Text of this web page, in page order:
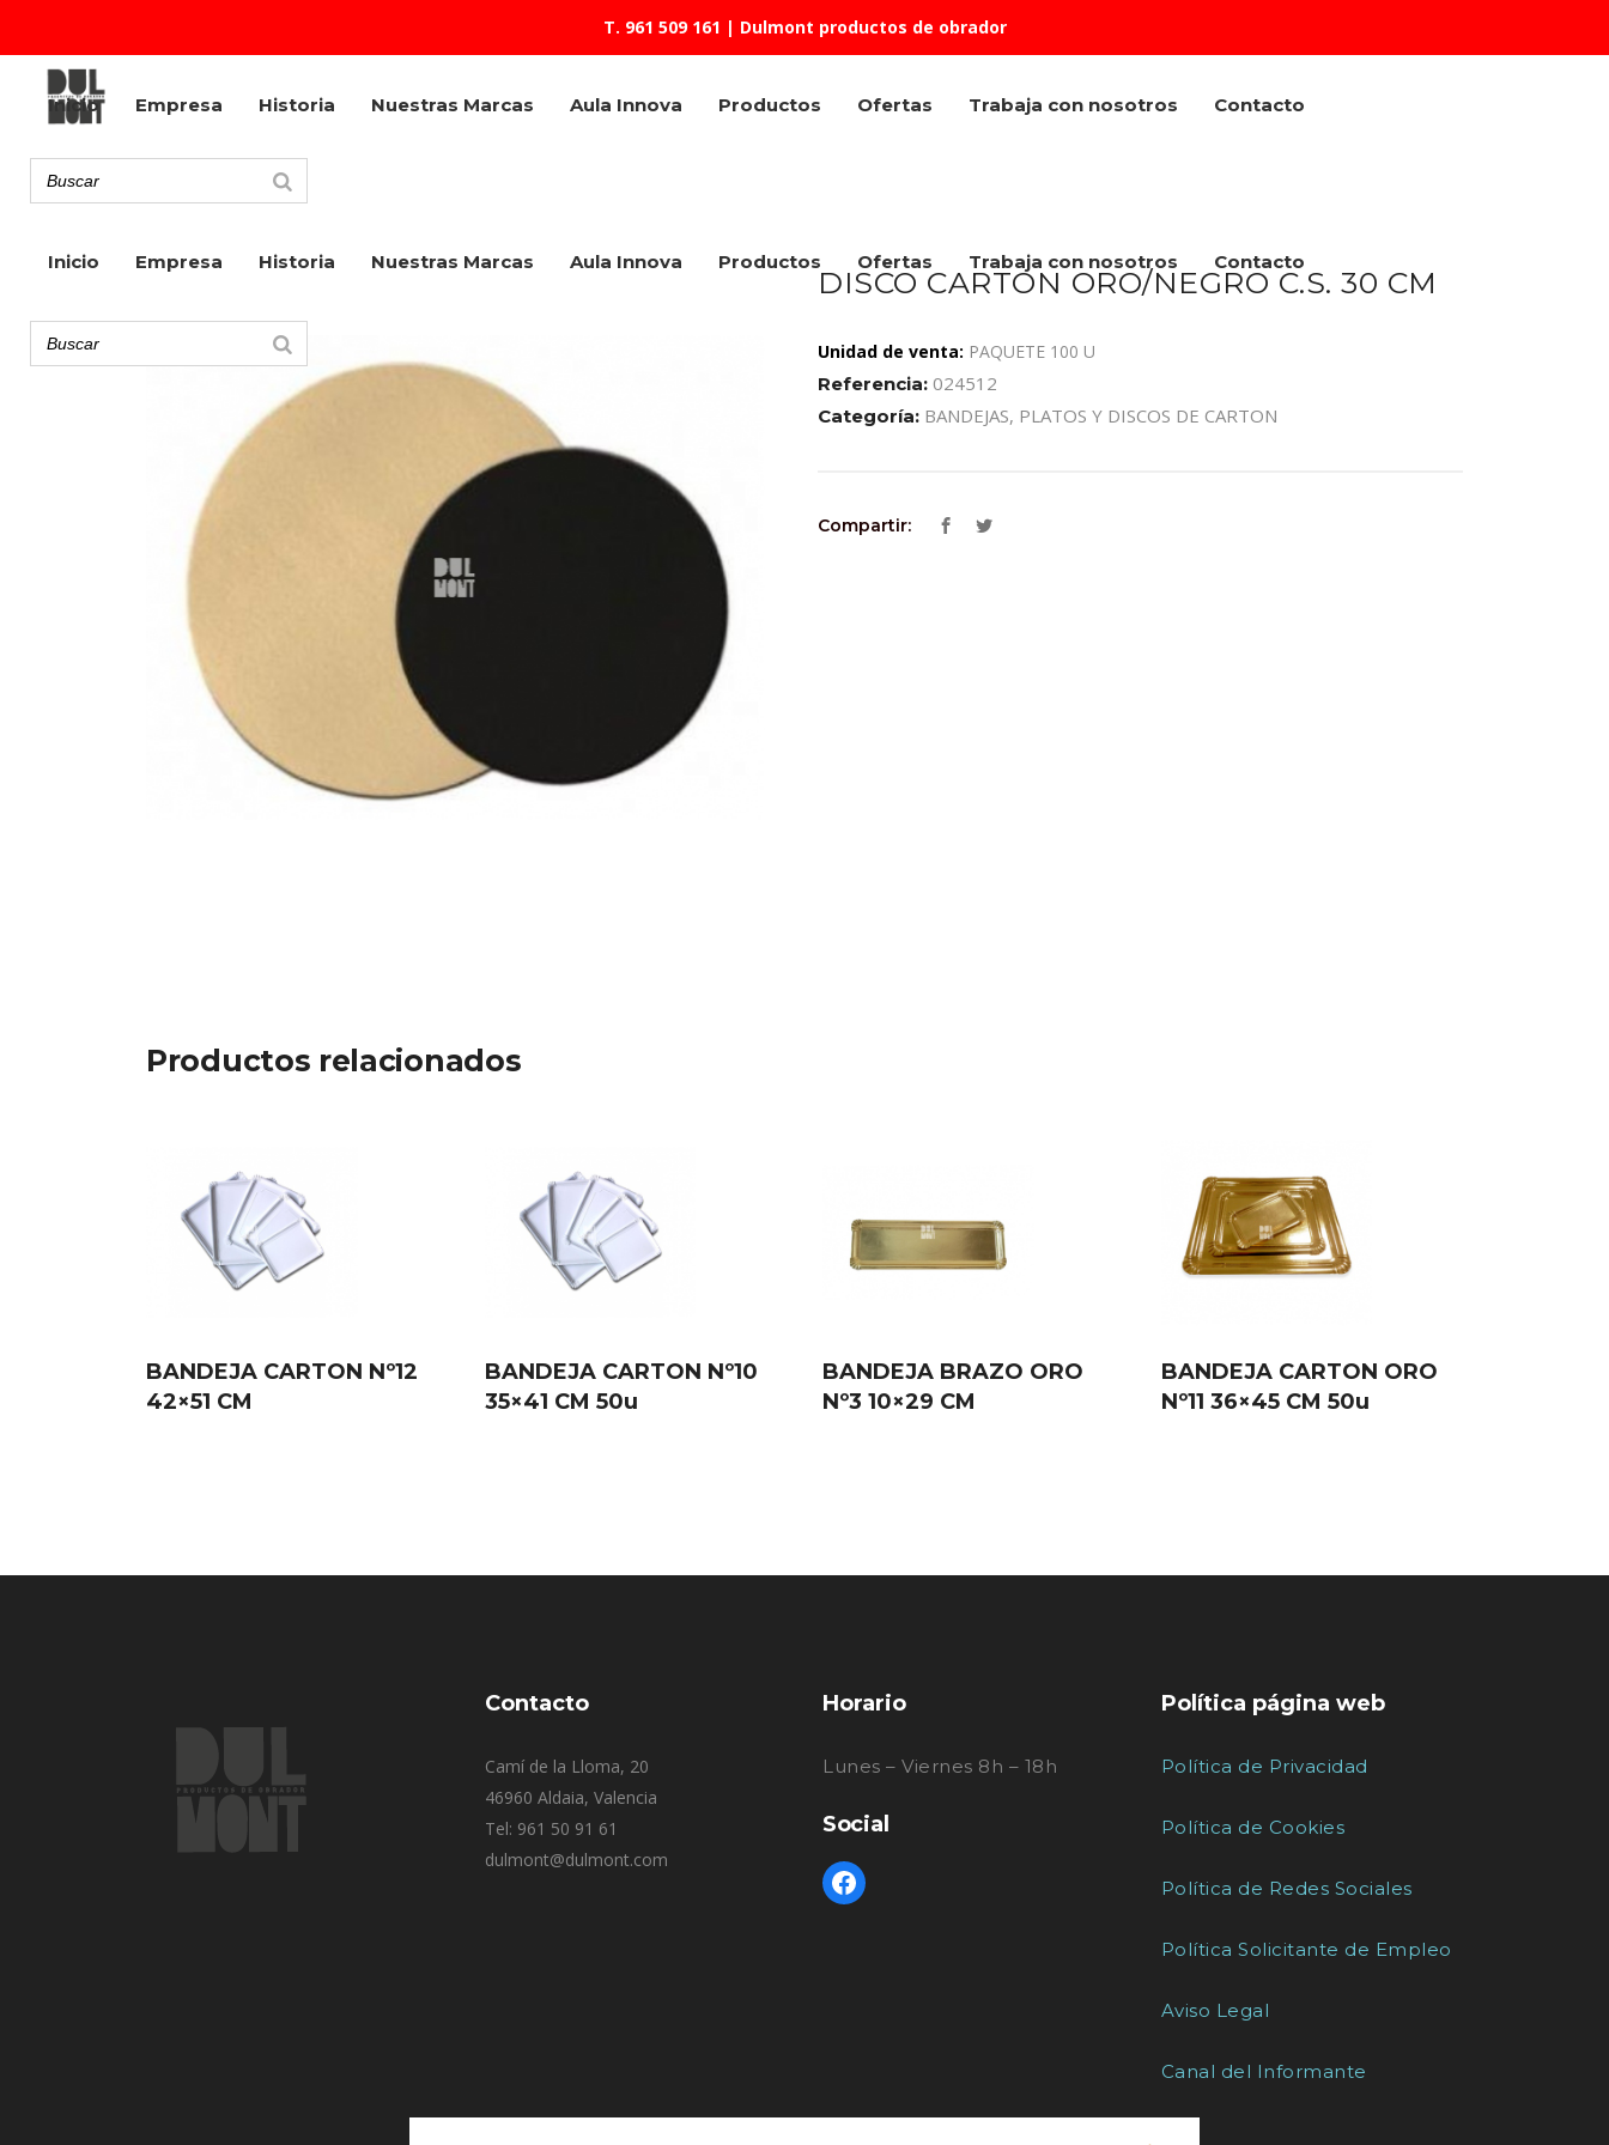
T. 961 509 161 | Dulmont productos de obrador
Inicio Empresa Historia Nuestras Marcas Aula Innova Productos Ofertas Trabaja con nosotros Contacto
Inicio Empresa Historia Nuestras Marcas Aula Innova Productos Ofertas Trabaja con nosotros Contacto
DISCO CARTON ORO/NEGRO C.S. 30 CM
Unidad de venta: PAQUETE 100 U
Referencia: 024512
Categoría: BANDEJAS, PLATOS Y DISCOS DE CARTON
Compartir:
Productos relacionados
BANDEJA CARTON Nº12
42×51 CM
BANDEJA CARTON Nº10
35×41 CM 50u
BANDEJA BRAZO ORO
Nº3 10×29 CM
BANDEJA CARTON ORO
Nº11 36×45 CM 50u
Contacto
Camí de la Lloma, 20
46960 Aldaia, Valencia
Tel: 961 50 91 61
dulmont@dulmont.com
Horario
Lunes – Viernes 8h – 18h
Social
Política página web
Política de Privacidad
Política de Cookies
Política de Redes Sociales
Política Solicitante de Empleo
Aviso Legal
Canal del Informante